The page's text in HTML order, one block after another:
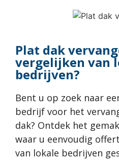
Plat dak
vergelijken van
bedrijven?
Bent u op zoek naar
bedrijf voor het
dak? Ontdek het
waar u eenvoudig
van lokale bedrijven